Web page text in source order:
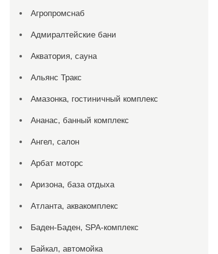
Агропромснаб
Адмиралтейские бани
Акватория, сауна
Альянс Тракс
Амазонка, гостиничный комплекс
Ананас, банный комплекс
Ангел, салон
Арбат моторс
Аризона, база отдыха
Атланта, аквакомплекс
Баден-Баден, SPA-комплекс
Байкал, автомойка